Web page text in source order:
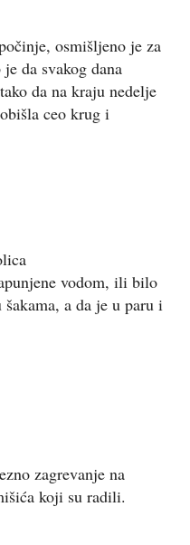
osmišljeno je za
da svakog dana
da na kraju nedelje
ceo krug i
vodom, ili bilo
šakama, a da je u paru i
zagrevanje na
koji su radili.